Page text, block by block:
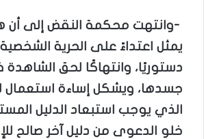
-وانتهت محكمة النقض إلى أن
يمثل اعتداءً على الحرية
دستوريًا، وانتهاكًا لحق
جسدها، ويشكل إساءة استعمال
الذي يوجب استبعاد الدليل
خلو الدعوى من دليل آخر صالح